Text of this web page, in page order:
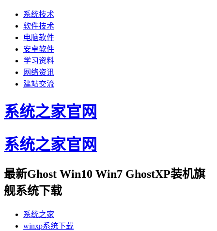
系统技术
软件技术
电脑软件
安卓软件
学习资料
网络资讯
建站交流
系统之家官网
系统之家官网
最新Ghost Win10 Win7 GhostXP装机旗
舰系统下载
系统之家
winxp系统下载